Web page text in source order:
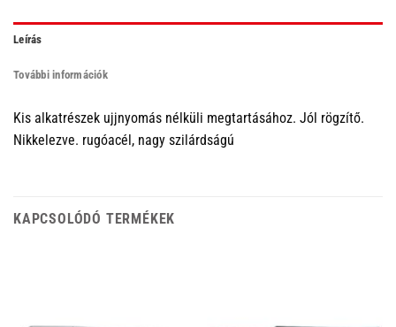
Leírás
További információk
Kis alkatrészek ujjnyomás nélküli megtartásához. Jól rögzítő.
Nikkelezve. rugóacél, nagy szilárdságú
KAPCSOLÓDÓ TERMÉKEK